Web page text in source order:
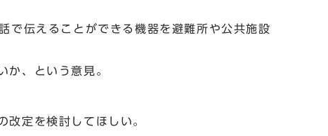
で伝えることができる機器を避難所や公共施設
か、という意見。
改定を検討してほしい。